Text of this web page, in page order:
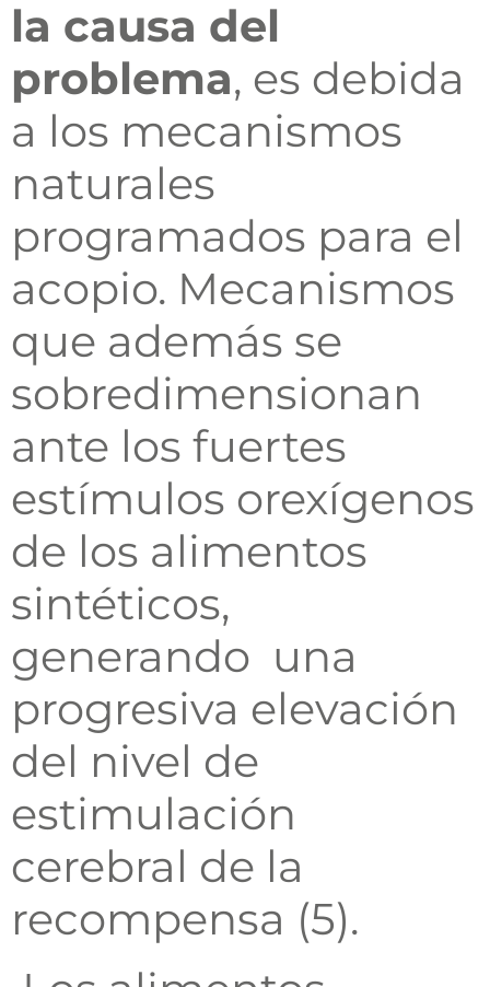
la causa del
problema, es debida
a los mecanismos
naturales
programados para el
acopio. Mecanismos
que además se
sobredimensionan
ante los fuertes
estímulos orexígenos
de los alimentos
sintéticos,
generando una
progresiva elevación
del nivel de
estimulación
cerebral de la
recompensa (5).